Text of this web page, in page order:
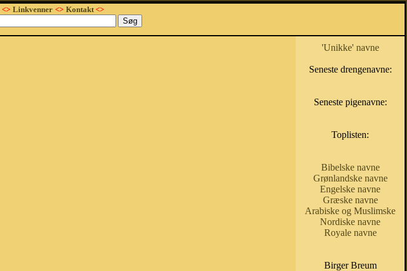
<> Linkvenner <> Kontakt<>
'Unikke' navne
Seneste drengenavne:
Seneste pigenavne:
Toplisten:
Bibelske navne
Grønlandske navne
Engelske navne
Græske navne
Arabiske og Muslimske
Nordiske navne
Royale navne
Birger Breum